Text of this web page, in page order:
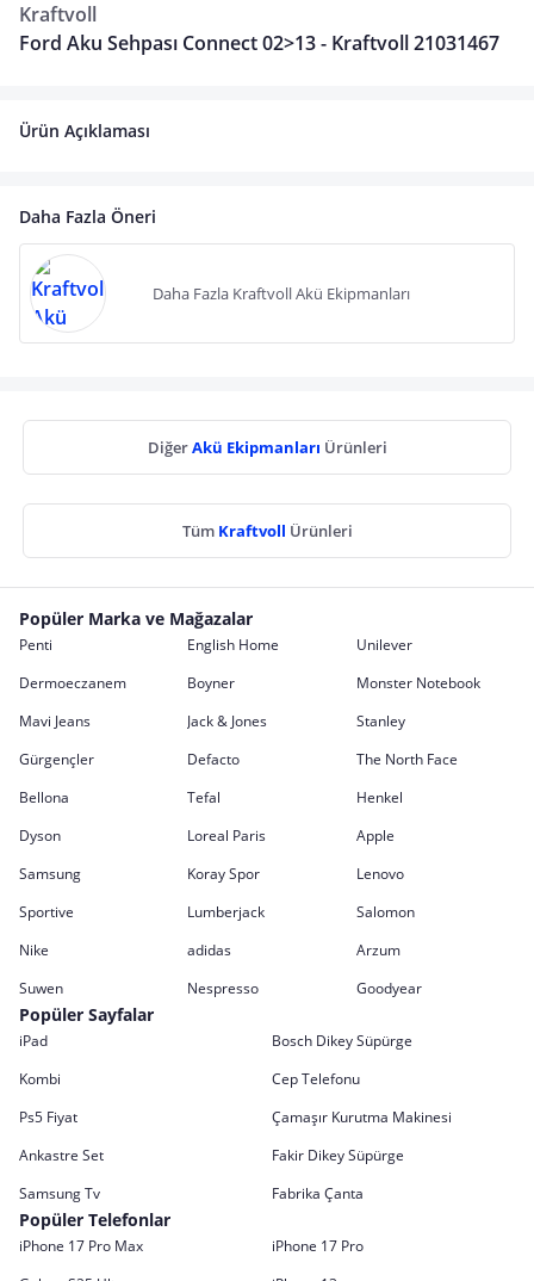
Kraftvoll
Ford Aku Sehpası Connect 02>13 - Kraftvoll 21031467
Ürün Açıklaması
Daha Fazla Öneri
Daha Fazla Kraftvoll Akü Ekipmanları
DiğerAkü Ekipmanları Ürünleri
Tüm Kraftvoll Ürünleri
Popüler Marka ve Mağazalar
Penti English Home
Unilever
Dermoeczanem
Boyner
Monster Notebook
Mavi Jeans
Jack & Jones
Stanley
Gürgençler
Defacto
The North Face
Bellona
Tefal
Henkel
Dyson
Loreal Paris
Apple
Samsung
Koray Spor
Lenovo
Sportive
Lumberjack
Salomon
Nike
adidas
Arzum
Suwen
Nespresso Goodyear
Popüler Sayfalar
iPad
Bosch Dikey Süpürge
Kombi
Cep Telefonu
Ps5 Fiyat
Çamaşır Kurutma Makinesi
Ankastre Set
Fakir Dikey Süpürge
Samsung Tv
Fabrika Çanta
Popüler Telefonlar
iPhone 17 Pro Max
iPhone 17 Pro